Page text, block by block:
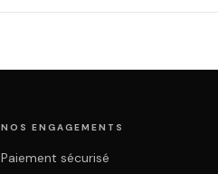
NOS ENGAGEMENTS
Paiement sécurisé